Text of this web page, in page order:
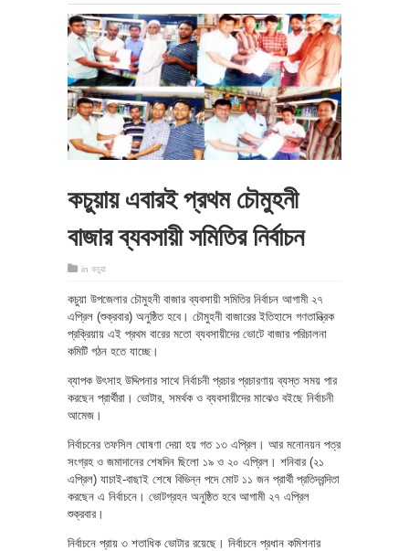
কচুয়ায় এবারই প্রথম চৌমুহনী
বাজার ব্যবসায়ী সমিতির নির্বাচন
in কচুয়া
কচুয়া উপজেলার চৌমুহনী বাজার ব্যবসায়ী সমিতির নির্বাচন আগামী ২৭
এপ্রিল (শুক্রবার) অনুষ্ঠিত হবে। চৌমুহনী বাজারের ইতিহাসে গণতান্ত্রিক
প্রক্রিয়ায় এই প্রথম বারের মতো ব্যবসায়ীদের ভোটে বাজার পরিচালনা
কমিটি গঠন হতে যাচ্ছে।
ব্যাপক উৎসাহ উদ্দিপনার সাথে নির্বাচনী প্রচার প্রচারণায় ব্যস্ত সময় পার
করছেন প্রার্থীরা। ভোটার, সমর্থক ও ব্যবসায়ীদের মাঝেও বইছে নির্বাচনী
আমেজ।
নির্বাচনের তফসিল ঘোষণা দেয়া হয় গত ১৩ এপ্রিল। আর মনোনয়ন পত্র
সংগ্রহ ও জমাদানের শেষদিন ছিলো ১৯ ও ২০ এপ্রিল। শনিবার (২১
এপ্রিল) যাচাই-বাছাই শেষে বিভিন্ন পদে মোট ১১ জন প্রার্থী প্রতিদ্বন্দিতা
করছেন এ নির্বাচনে। ভোটগ্রহন অনুষ্ঠিত হবে আগামী ২৭ এপ্রিল
শুক্রবার।
নির্বাচনে প্রায় ৩ শতাধিক ভোটার রয়েছে। নির্বাচনে প্রধান কমিশনার